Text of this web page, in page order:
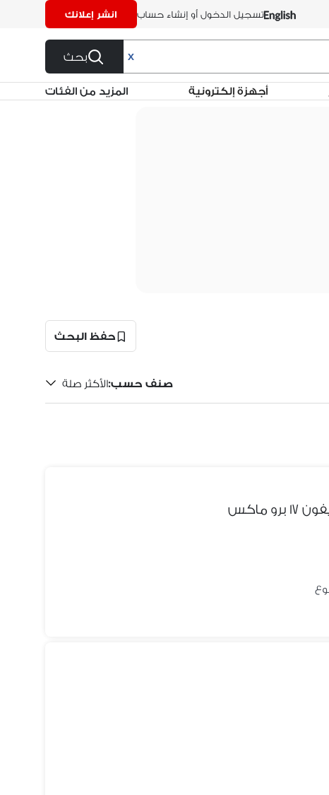
تسجيل الدخول أو إنشاء حساب انشر إعلانك
X بحث
أجهزة إلكترونية المزيد من الفئات
حفظ البحث
صنف حسب:الأكثر صلة